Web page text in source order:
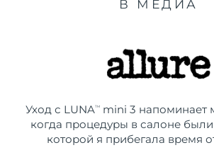
В МЕДИА
Уход с LUNATMmini 3 напоминает
когда процедуры в салоне
которой я прибегала время